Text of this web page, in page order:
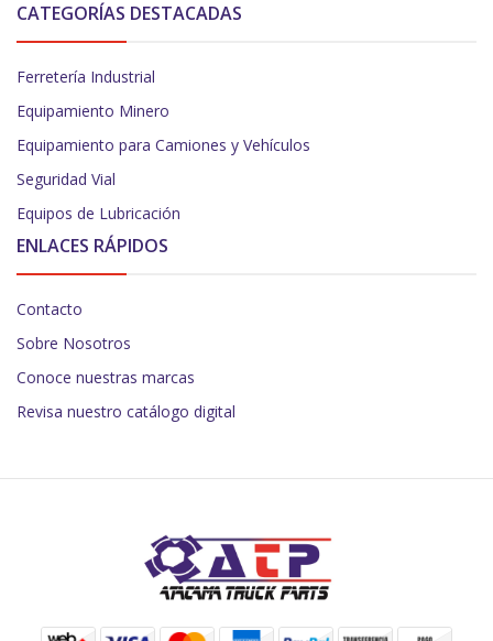
CATEGORÍAS DESTACADAS
Ferretería Industrial
Equipamiento Minero
Equipamiento para Camiones y Vehículos
Seguridad Vial
Equipos de Lubricación
ENLACES RÁPIDOS
Contacto
Sobre Nosotros
Conoce nuestras marcas
Revisa nuestro catálogo digital